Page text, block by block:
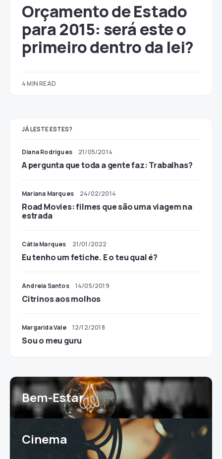
Orçamento de Estado
para 2015: será este o
primeiro dentro da lei?
4 MIN READ
JÁ LESTE ESTES?
Diana Rodrigues 21/05/2014
A pergunta que toda a gente faz: Trabalhas?
Mariana Marques 24/02/2014
Road Movies: filmes que são uma viagem na
estrada
Cátia Marques 21/01/2022
Eu tenho um fetiche. E o teu qual é?
Andreia Santos 14/05/2019
Citrinos aos molhos
Margarida Vale 12/12/2018
Sou o meu guru
Bem-Estar
Cinema